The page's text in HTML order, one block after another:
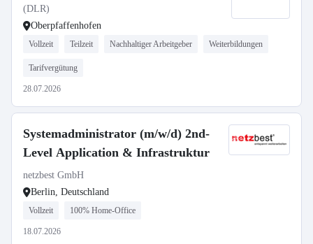
(DLR)
Oberpfaffenhofen
Vollzeit Teilzeit Nachhaltiger Arbeitgeber Weiterbildungen
Tarifvergütung
28.07.2026
Systemadministrator (m/w/d) 2nd-
Level Application & Infrastruktur
netzbest GmbH
Berlin, Deutschland
Vollzeit 100% Home-Office
18.07.2026